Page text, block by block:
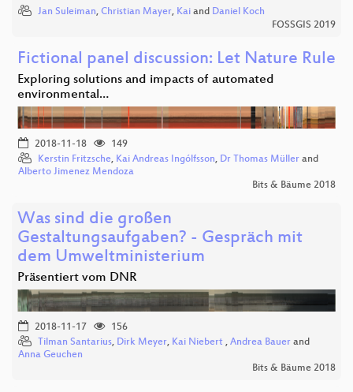
Jan Suleiman, Christian Mayer, Kai and Daniel Koch
FOSSGIS 2019
Fictional panel discussion: Let Nature Rule
Exploring solutions and impacts of automated
environmental…
2018-11-18
149
Kerstin Fritzsche, Kai Andreas Ingólfsson, Dr Thomas Müller and
Alberto Jimenez Mendoza
Bits & Bäume 2018
Was sind die großen
Gestaltungsaufgaben? - Gespräch mit
dem Umweltministerium
Präsentiert vom DNR
2018-11-17
156
Tilman Santarius, Dirk Meyer, Kai Niebert , Andrea Bauer and
Anna Geuchen
Bits & Bäume 2018